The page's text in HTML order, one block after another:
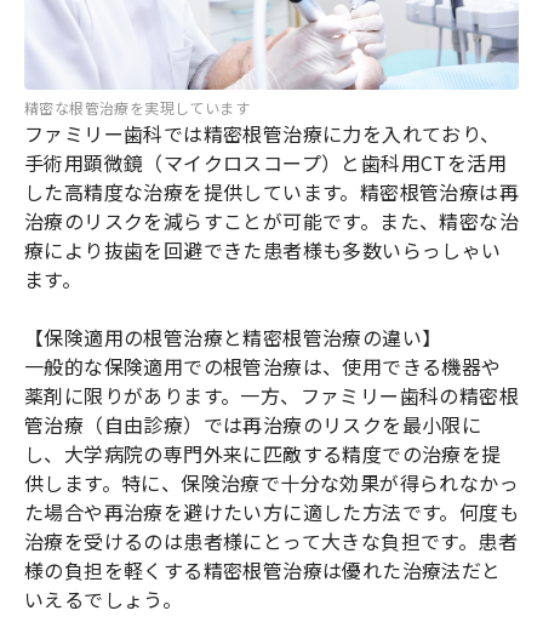
精密な根管治療を実現しています
ファミリー歯科では精密根管治療に力を入れており、
手術用顕微鏡（マイクロスコープ）と歯科用CTを活用
した高精度な治療を提供しています。精密根管治療は再
治療のリスクを減らすことが可能です。また、精密な治
療により抜歯を回避できた患者様も多数いらっしゃい
ます。
【保険適用の根管治療と精密根管治療の違い】
一般的な保険適用での根管治療は、使用できる機器や
薬剤に限りがあります。一方、ファミリー歯科の精密根
管治療（自由診療）では再治療のリスクを最小限に
し、大学病院の専門外来に匹敵する精度での治療を提
供します。特に、保険治療で十分な効果が得られなかっ
た場合や再治療を避けたい方に適した方法です。何度も
治療を受けるのは患者様にとって大きな負担です。患者
様の負担を軽くする精密根管治療は優れた治療法だと
いえるでしょう。